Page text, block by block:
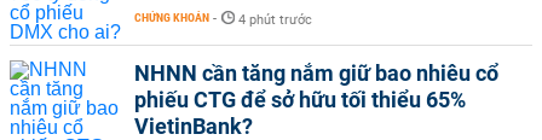
CHỨNG KHOÁN - 4 phút trước
NHNN cần tăng nắm giữ bao nhiêu cổ
phiếu CTG để sở hữu tối thiểu 65%
VietinBank?